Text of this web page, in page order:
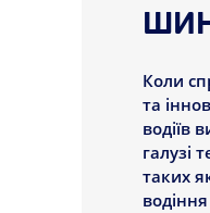
Коли
та
водіїв
галузі
таких
водіння